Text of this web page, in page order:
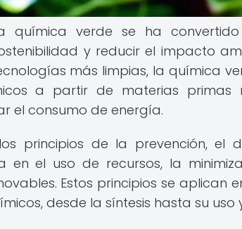
química verde se ha
y reducir el impacto
más limpias, la química
a partir de materias primas
el consumo de energía.
principios de la prevención, el
en el uso de recursos, la
Estos principios se aplican
desde la síntesis hasta su uso